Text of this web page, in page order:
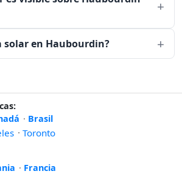
solar en Haubourdin?
· Brasil
· Toronto
· Francia